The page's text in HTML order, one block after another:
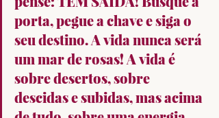
porta, pegue a chave e siga o
seu destino. A vida nunca será
um mar de rosas! A vida é
sobre desertos, sobre
descidas e subidas, mas acima